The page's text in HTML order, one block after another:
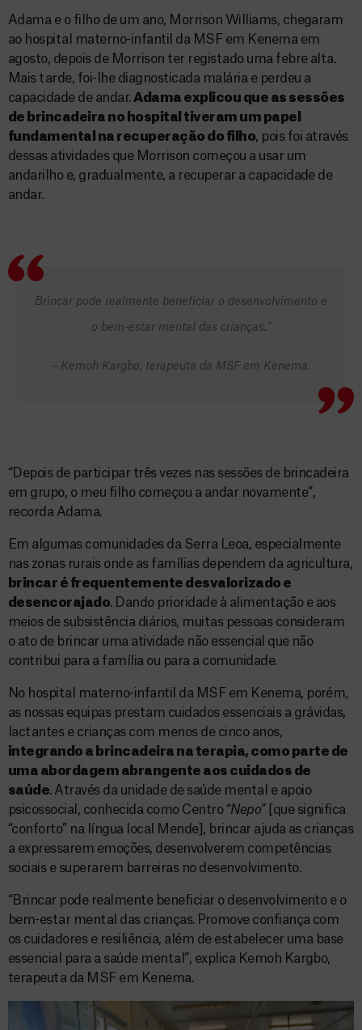
Adama e o filho de um ano, Morrison Williams, chegaram
ao hospital materno-infantil da MSF em Kenema em
agosto, depois de Morrison ter registado uma febre alta.
Mais tarde, foi-lhe diagnosticada malária e perdeu a
capacidade de andar. Adama explicou que as sessões
de brincadeira no hospital tiveram um papel
fundamental na recuperação do filho, pois foi através
dessas atividades que Morrison começou a usar um
andarilho e, gradualmente, a recuperar a capacidade de
andar.
Brincar pode realmente beneficiar o desenvolvimento e
o bem-estar mental das crianças.”
– Kemoh Kargbo, terapeuta da MSF em Kenema.
“Depois de participar três vezes nas sessões de brincadeira
em grupo, o meu filho começou a andar novamente”,
recorda Adama.
Em algumas comunidades da Serra Leoa, especialmente
nas zonas rurais onde as famílias dependem da agricultura,
brincar é frequentemente desvalorizado e
desencorajado. Dando prioridade à alimentação e aos
meios de subsistência diários, muitas pessoas consideram
o ato de brincar uma atividade não essencial que não
contribui para a família ou para a comunidade.
No hospital materno-infantil da MSF em Kenema, porém,
as nossas equipas prestam cuidados essenciais a grávidas,
lactantes e crianças com menos de cinco anos,
integrando a brincadeira na terapia, como parte de
uma abordagem abrangente aos cuidados de
saúde. Através da unidade de saúde mental e apoio
psicossocial, conhecida como Centro “Nepo” [que significa
“conforto” na língua local Mende], brincar ajuda as crianças
a expressarem emoções, desenvolverem competências
sociais e superarem barreiras no desenvolvimento.
“Brincar pode realmente beneficiar o desenvolvimento e o
bem-estar mental das crianças. Promove confiança com
os cuidadores e resiliência, além de estabelecer uma base
essencial para a saúde mental”, explica Kemoh Kargbo,
terapeuta da MSF em Kenema.